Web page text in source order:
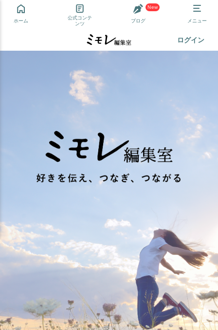
ホーム
公式コンテ
ンツ
New
ブログ メニュー
ログイン